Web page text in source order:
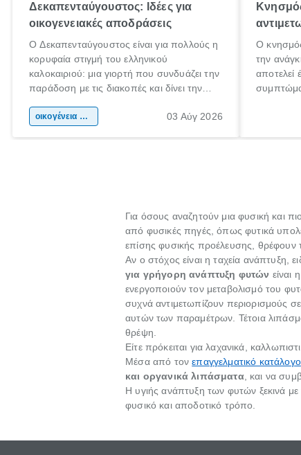
Δεκαπενταύγουστος: Ιδέες για
οικογενειακές αποδράσεις
Ο Δεκαπενταύγουστος είναι για πολλούς η
κορυφαία στιγμή του ελληνικού
καλοκαιριού: μια γιορτή που συνδυάζει την
παράδοση με τις διακοπές και δίνει την
χώρας. Είτε πρόκειται για λίγες μέρες
οικογένεια & παιδί 03 Αύγ 2026
Ο
την
αποτελεί
Για όσους αναζητούν μια φυσική και
από φυσικές πηγές, όπως φυτικά
επίσης φυσικής προέλευσης, θρέφουν
Αν ο στόχος είναι η ταχεία ανάπτυξη,
για γρήγορη ανάπτυξη φυτών
ενεργοποιούν τον μεταβολισμό του
συχνά αντιμετωπίζουν περιορισμούς
αυτών των παραμέτρων. Τέτοια
θρέψη.
Είτε πρόκειται για λαχανικά,
Μέσα από τονεπαγγελματικό κατάλογο
και οργανικά λιπάσματα, και να
Η υγιής ανάπτυξη των φυτών ξεκινά
φυσικό και αποδοτικό τρόπο.